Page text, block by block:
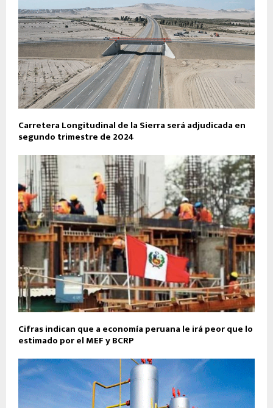
Carretera Longitudinal de la Sierra será adjudicada en
segundo trimestre de 2024
Cifras indican que a economía peruana le irá peor que lo
estimado por el MEF y BCRP